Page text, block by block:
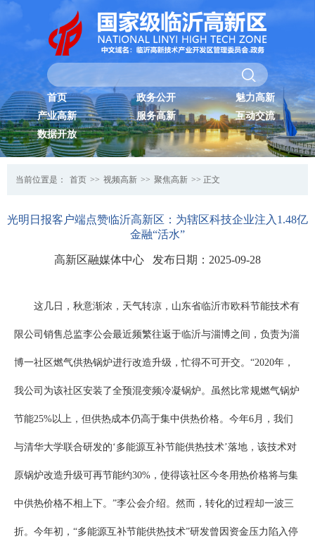
首页 政务公开
魅力高新
产业高新
服务高新
互动交流
数据开放
当前位置是： 首页 >> 视频高新 >> 聚焦高新 >> 正文
光明日报客户端点赞临沂高新区：为辖区科技企业注入1.48亿
金融“活水”
高新区融媒体中心 发布日期：2025-09-28
这几日，秋意渐浓，天气转凉，山东省临沂市欧科节能技术有
限公司销售总监李公会最近频繁往返于临沂与淄博之间，负责为淄
博一社区燃气供热锅炉进行改造升级，忙得不可开交。“2020年，
我公司为该社区安装了全预混变频冷凝锅炉。虽然比常规燃气锅炉
节能25%以上，但供热成本仍高于集中供热价格。今年6月，我们
与清华大学联合研发的‘多能源互补节能供热技术’落地，该技术对
原锅炉改造升级可再节能约30%，使得该社区今冬用热价格将与集
中供热价格不相上下。”李公会介绍。然而，转化的过程却一波三
折。今年初，“多能源互补节能供热技术”研发曾因资金压力陷入停